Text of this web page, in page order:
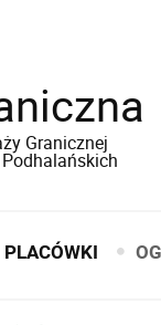
Granicznej
PLACÓWKI